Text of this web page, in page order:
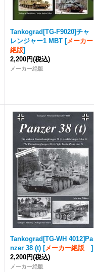
Tankograd [TG-F9020]チャ
レンジャー1 MBT [メーカー
絶版]
2,200円(税込)
メーカー絶版
Tankograd [TG-WH 4012]Pa
nzer 38 (t) [メーカー絶版]
2,200円(税込)
メーカー絶版